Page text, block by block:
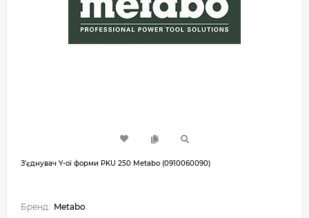
З'єднувач Y-ої форми PKU 250 Metabo (0910060090)
Бренд: Metabo